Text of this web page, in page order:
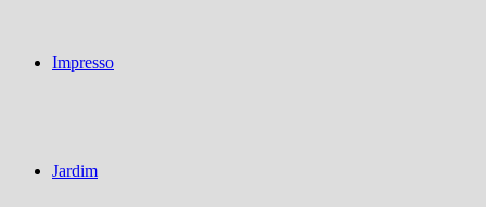
Impresso
Jardim